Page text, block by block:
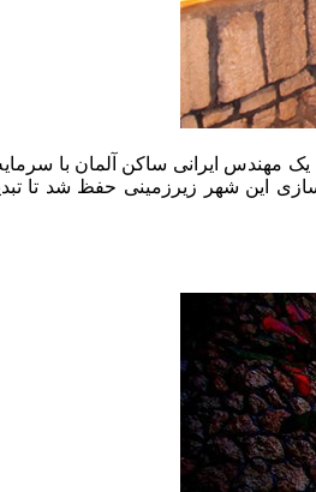
مهندس ایرانی ساکن آلمان با
این شهر زیرزمینی حفظ شد تا